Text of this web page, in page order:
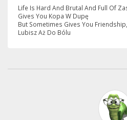
Life Is Hard And Brutal And Full Of
Gives You Kopa W Dupę
But Sometimes Gives You
Lubisz Aż Do Bólu